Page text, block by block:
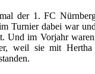
der 1. FC
Turnier dabei war
Und im Vorjahr
weil sie mit Hertha